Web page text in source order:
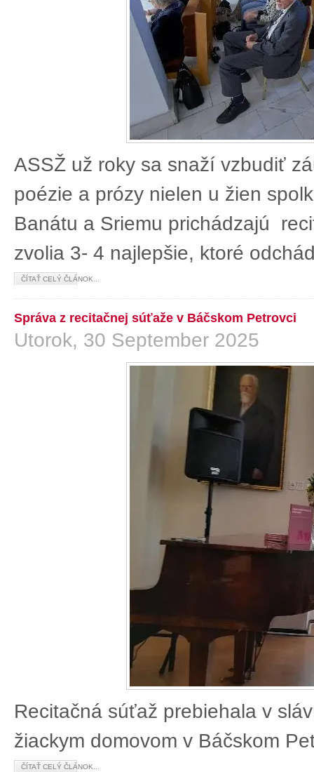
ASSŽ už roky sa snaží vzbudiť
poézie a prózy nielen u žien
Banátu a Sriemu prichádzajú
zvolia 3- 4 najlepšie, ktoré
ČÍTAŤ CELÝ ČLÁNOK...
Správa z recitačnej súťaže v Báčskom Petrovci
Utorok, 30 September 2025
Recitačná súťaž prebiehala v
žiackym domovom v Báčskom
ČÍTAŤ CELÝ ČLÁNOK...